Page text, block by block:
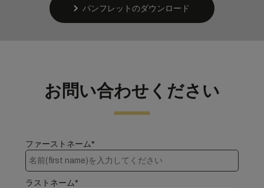
パンフレットのダウンロード
お問い合わせください
ファーストネーム*
ラストネーム*